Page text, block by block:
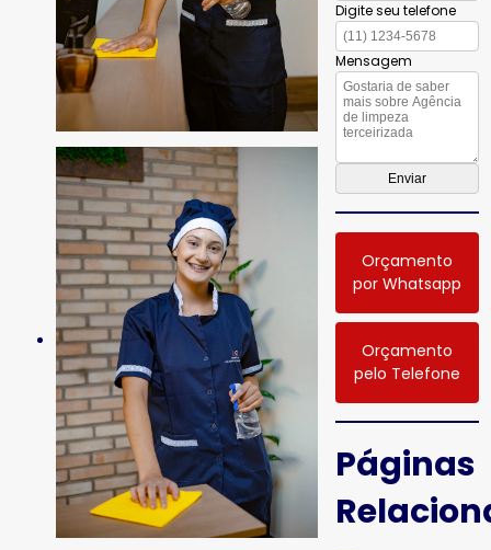
Digite seu telefone
Mensagem
Orçamento
por Whatsapp
Orçamento
pelo Telefone
Páginas